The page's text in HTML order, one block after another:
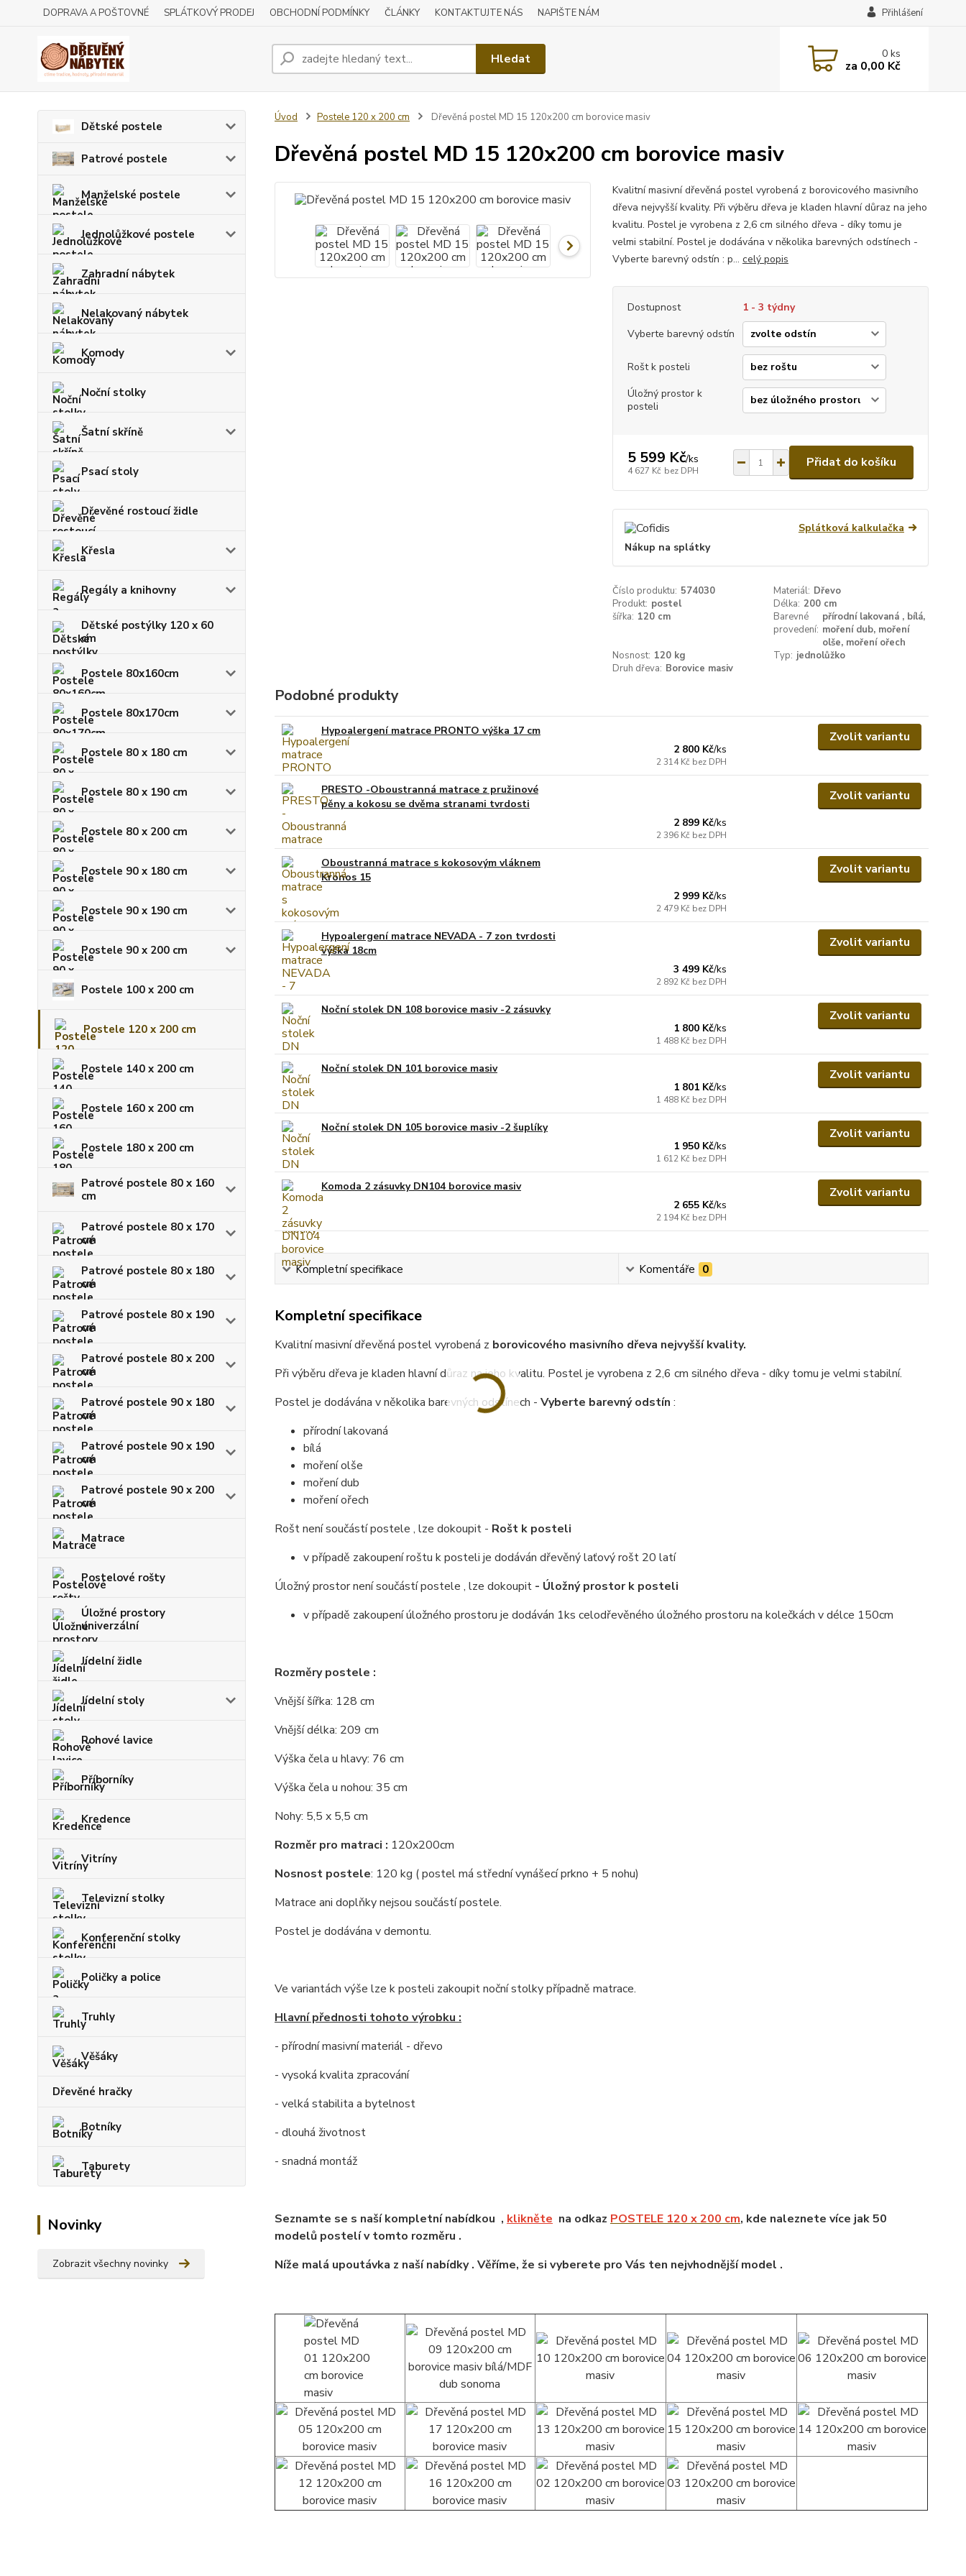
DOPRAVA A POŠTOVNÉ SPLÁTKOVÝ PRODEJ OBCHODNÍ PODMÍNKY ČLÁNKY KONTAKTUJTE NÁS NAPIŠTE NÁM Přihlášení
Hledat 0ks
za 0,00 Kč
Dětské postele
Patrové postele
Manželské postele
Jednolůžkové postele
Zahradní nábytek
Nelakovaný nábytek
Komody
Noční stolky
Šatní skříně
Psací stoly
Dřevěné rostoucí židle
Křesla
Regály a knihovny
Dětské postýlky 120 x 60
cm
Postele 80x160cm
Postele 80x170cm
Postele 80 x 180 cm
Postele 80 x 190 cm
Postele 80 x 200 cm
Postele 90 x 180 cm
Postele 90 x 190 cm
Postele 90 x 200 cm
Postele 100 x 200 cm
Postele 120 x 200 cm
Postele 140 x 200 cm
Postele 160 x 200 cm
Postele 180 x 200 cm
Patrové postele 80 x 160
cm
Patrové postele 80 x 170
cm
Patrové postele 80 x 180
cm
Patrové postele 80 x 190
cm
Patrové postele 80 x 200
cm
Patrové postele 90 x 180
cm
Patrové postele 90 x 190
cm
Patrové postele 90 x 200
cm
Matrace
Postelové rošty
Úložné prostory
univerzální
Jídelní židle
Jídelní stoly
Rohové lavice
Příborníky
Kredence
Vitríny
Televizní stolky
Konferenční stolky
Poličky a police
Truhly
Věšáky
Dřevěné hračky
Botníky
Taburety
Novinky
Zobrazit všechny novinky
Úvod Postele 120 x 200 cm Dřevěná postel MD 15 120x200 cm borovice masiv
Dřevěná postel MD 15 120x200 cm borovice masiv
Kvalitní masivní dřevěná postel vyrobená z borovicového masivního
dřeva nejvyšší kvality. Při výběru dřeva je kladen hlavní důraz na jeho
kvalitu. Postel je vyrobena z 2,6 cm silného dřeva - díky tomu je
velmi stabilní. Postel je dodávána v několika barevných odstínech -
Vyberte barevný odstín : p... celý popis
Dostupnost
1 - 3 týdny
Vyberte barevný odstín
Rošt k posteli
Úložný prostor k
posteli
5 599 Kč/ks
4 627 Kč bez DPH
Přidat do košíku
Splátková kalkulačka
Nákup na splátky
Číslo produktu: 574030 Materiál: Dřevo
Produkt: postel Délka: 200 cm
šířka: 120 cm
Barevné
provedení:
přírodní lakovaná , bílá,
moření dub, moření
olše, moření ořech
Nosnost: 120 kg Typ: jednolůžko
Druh dřeva: Borovice masiv
Podobné produkty
Hypoalergení matrace PRONTO výška 17 cm
2 800 Kč/ks
2 314 Kč bez DPH
Zvolit variantu
PRESTO -Oboustranná matrace z pružinové
pěny a kokosu se dvěma stranami tvrdosti
2 899 Kč/ks
2 396 Kč bez DPH
Zvolit variantu
Oboustranná matrace s kokosovým vláknem
Kronos 15
2 999 Kč/ks
2 479 Kč bez DPH
Zvolit variantu
Hypoalergení matrace NEVADA - 7 zon tvrdosti
výška 18cm
3 499 Kč/ks
2 892 Kč bez DPH
Zvolit variantu
Noční stolek DN 108 borovice masiv -2 zásuvky
1 800 Kč/ks
1 488 Kč bez DPH
Zvolit variantu
Noční stolek DN 101 borovice masiv
1 801 Kč/ks
1 488 Kč bez DPH
Zvolit variantu
Noční stolek DN 105 borovice masiv -2 šuplíky
1 950 Kč/ks
1 612 Kč bez DPH
Zvolit variantu
Komoda 2 zásuvky DN104 borovice masiv
2 655 Kč/ks
2 194 Kč bez DPH
Zvolit variantu
Kompletní specifikace Komentáře 0
Kompletní specifikace
Kvalitní masivní dřevěná postel vyrobená z borovicového masivního dřeva nejvyšší kvality.
Při výběru dřeva je kladen hlavní důraz na jeho kvalitu. Postel je vyrobena z 2,6 cm silného dřeva - díky tomu je velmi stabilní.
Postel je dodávána v několika barevných odstínech - Vyberte barevný odstín :
přírodní lakovaná
bílá
moření olše
moření dub
moření ořech
Rošt není součástí postele , lze dokoupit - Rošt k posteli
v případě zakoupení roštu k posteli je dodáván dřevěný laťový rošt 20 latí
Úložný prostor není součástí postele , lze dokoupit- Úložný prostor k posteli
v případě zakoupení úložného prostoru je dodáván 1ks celodřevěného úložného prostoru na kolečkách v délce 150cm
Rozměry postele :
Vnější šířka: 128 cm
Vnější délka: 209 cm
Výška čela u hlavy: 76 cm
Výška čela u nohou: 35 cm
Nohy: 5,5 x 5,5 cm
Rozměr pro matraci : 120x200cm
Nosnost postele: 120 kg ( postel má střední vynášecí prkno + 5 nohu)
Matrace ani doplňky nejsou součástí postele.
Postel je dodávána v demontu.
Ve variantách výše lze k posteli zakoupit noční stolky případně matrace.
Hlavní přednosti tohoto výrobku :
- přírodní masivní materiál - dřevo
- vysoká kvalita zpracování
- velká stabilita a bytelnost
- dlouhá životnost
- snadná montáž
Seznamte se s naší kompletní nabídkou , klikněte na odkaz POSTELE 120 x 200 cm, kde naleznete více jak 50
modelů postelí v tomto rozměru .
Níže malá upoutávka z naší nabídky . Věříme, že si vyberete pro Vás ten nejvhodnější model .